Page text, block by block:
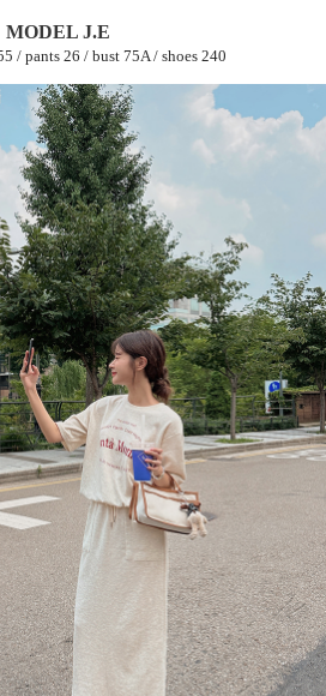
MODEL J.E
/ pants 26 / bust 75A / shoes 240